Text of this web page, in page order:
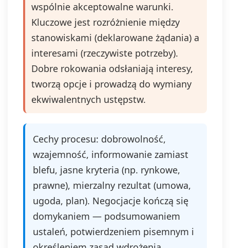
wspólnie akceptowalne warunki.
Kluczowe jest rozróżnienie między
stanowiskami (deklarowane żądania) a
interesami (rzeczywiste potrzeby).
Dobre rokowania odsłaniają interesy,
tworzą opcje i prowadzą do wymiany
ekwiwalentnych ustępstw.
Cechy procesu: dobrowolność,
wzajemność, informowanie zamiast
blefu, jasne kryteria (np. rynkowe,
prawne), mierzalny rezultat (umowa,
ugoda, plan). Negocjacje kończą się
domykaniem — podsumowaniem
ustaleń, potwierdzeniem pisemnym i